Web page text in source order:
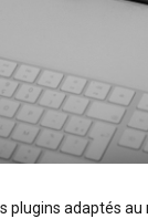
plugins adaptés au